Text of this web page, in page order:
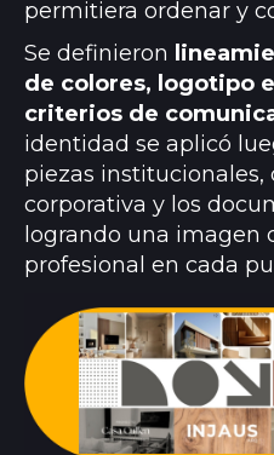
permitiera ordenar y
Se definieron
de colores, logotipo
criterios de
identidad se aplicó
piezas
corporativa y los
logrando una imagen
profesional en cada